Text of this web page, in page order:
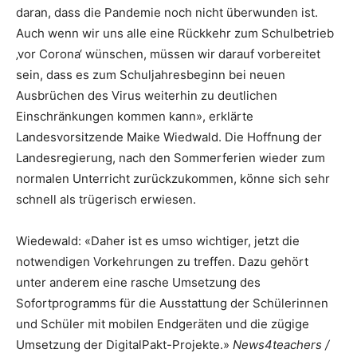
daran, dass die Pandemie noch nicht überwunden ist.
Auch wenn wir uns alle eine Rückkehr zum Schulbetrieb
‚vor Corona‘ wünschen, müssen wir darauf vorbereitet
sein, dass es zum Schuljahresbeginn bei neuen
Ausbrüchen des Virus weiterhin zu deutlichen
Einschränkungen kommen kann», erklärte
Landesvorsitzende Maike Wiedwald. Die Hoffnung der
Landesregierung, nach den Sommerferien wieder zum
normalen Unterricht zurückzukommen, könne sich sehr
schnell als trügerisch erwiesen.
Wiedewald: «Daher ist es umso wichtiger, jetzt die
notwendigen Vorkehrungen zu treffen. Dazu gehört
unter anderem eine rasche Umsetzung des
Sofortprogramms für die Ausstattung der Schülerinnen
und Schüler mit mobilen Endgeräten und die zügige
Umsetzung der DigitalPakt-Projekte.» News4teachers /